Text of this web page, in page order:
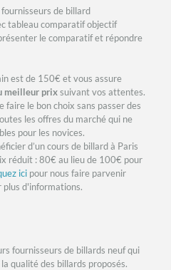
de billard
tableau comparatif objectif
le comparatif et répondre
est de 150€ et vous assure
meilleur prixsuivant vos attentes.
faire le bon choix sans passer des
les offres du marché qui ne
pour les novices.
d’un cours de billard à Paris
réduit : 80€ au lieu de 100€ pour
ici pour nous faire parvenir
d'informations.
fournisseurs de billards neuf qui
qualité des billards proposés.